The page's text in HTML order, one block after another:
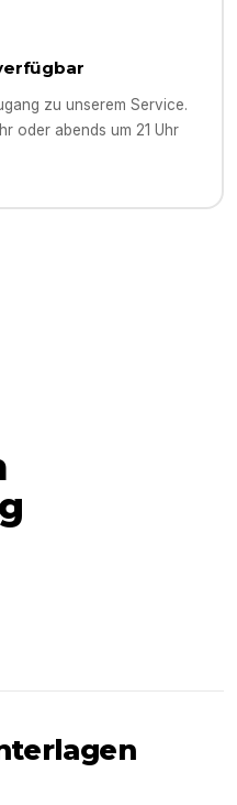
zu unserem Service.
oder abends um 21 Uhr